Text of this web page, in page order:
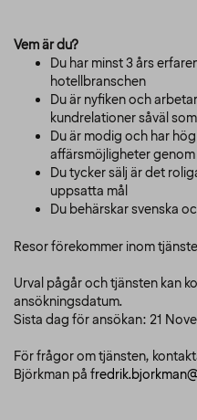
Vem är du?
Du har minst 3 års
hotellbranschen
Du är nyfiken och
kundrelationer såväl
Du är modig och har
affärsmöjligheter
Du tycker sälj är det
uppsatta mål
Du behärskar svenska
Resor förekommer inom
Urval pågår och tjänsten kan
ansökningsdatum.
Sista dag för ansökan: 21
För frågor om tjänsten,
Björkman på f